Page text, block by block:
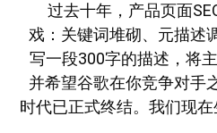
过去十年，产品页面
戏：关键词堆砌、元描述
写一段300字的描述，将
并希望谷歌在你竞争对手
时代已正式终结。我们现